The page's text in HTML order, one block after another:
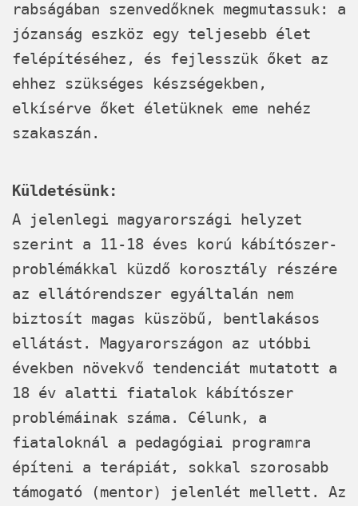
rabságában szenvedőknek megmutassuk: a
józanság eszköz egy teljesebb élet
felépítéséhez, és fejlesszük őket az
ehhez szükséges készségekben,
elkísérve őket életüknek eme nehéz
szakaszán.
Küldetésünk:
A jelenlegi magyarországi helyzet
szerint a 11-18 éves korú kábítószer-
problémákkal küzdő korosztály részére
az ellátórendszer egyáltalán nem
biztosít magas küszöbű, bentlakásos
ellátást. Magyarországon az utóbbi
években növekvő tendenciát mutatott a
18 év alatti fiatalok kábítószer
problémáinak száma. Célunk, a
fiataloknál a pedagógiai programra
építeni a terápiát, sokkal szorosabb
támogató (mentor) jelenlét mellett. Az